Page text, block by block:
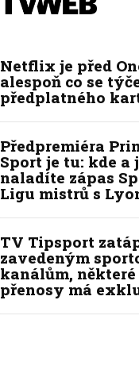
Netflix je před
alespoň co se
předplatného
Předpremiéra
Sport je tu: kde a
naladíte zápas
Ligu mistrů s
TV Tipsport
zavedeným
kanálům, některé
přenosy má